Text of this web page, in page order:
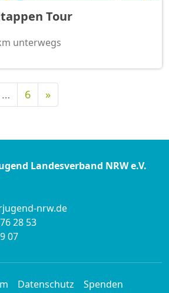
Tour
unterwegs
… 6 »Nächste
Landesverband NRW e.V.
nrw.de
28 53
07
Datenschutz Spenden